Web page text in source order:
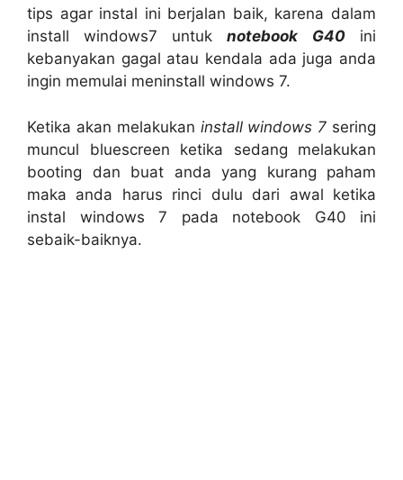
tips agar instal ini berjalan baik, karena dalam
install windows7
untuknotebook G40ini
kebanyakan gagal atau kendala ada juga anda
ingin memulai meninstall windows 7.
Ketika akan melakukan install windows 7 sering
muncul bluescreen ketika sedang melakukan
booting dan buat anda yang kurang paham
maka anda harus rinci dulu dari awal ketika
instal windows 7 pada notebook G40 ini
sebaik-baiknya.